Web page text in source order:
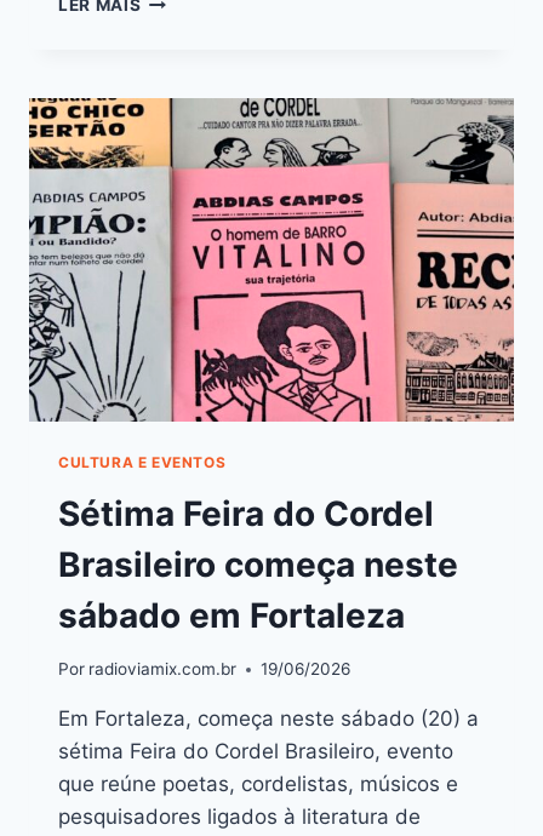
LER MAIS
CULTURA E EVENTOS
Sétima Feira do Cordel
Brasileiro começa neste
sábado em Fortaleza
Por radioviamix.com.br 19/06/2026
Em Fortaleza, começa neste sábado (20) a
sétima Feira do Cordel Brasileiro, evento
que reúne poetas, cordelistas, músicos e
pesquisadores ligados à literatura de